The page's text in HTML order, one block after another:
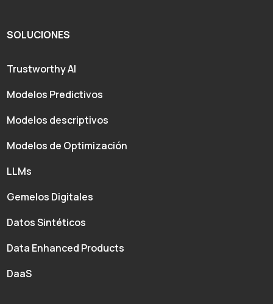
SOLUCIONES
Trustworthy AI
Modelos Predictivos
Modelos descriptivos
Modelos de Optimización
LLMs
Gemelos Digitales
Datos Sintéticos
Data Enhanced Products
DaaS